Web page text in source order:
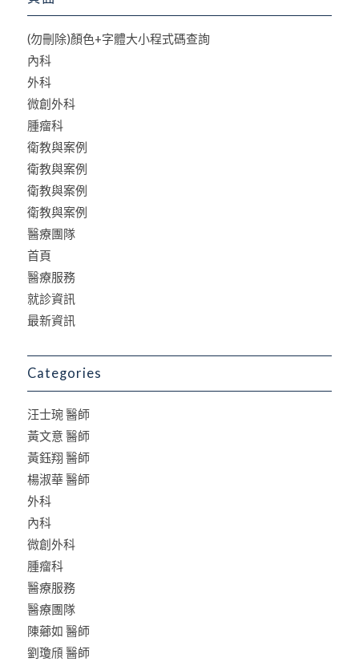
(勿刪除)顏色+字體大小程式碼查詢
內科
外科
微創外科
腫瘤科
衛教與案例
衛教與案例
衛教與案例
衛教與案例
醫療團隊
首頁
醫療服務
就診資訊
最新資訊
Categories
汪士琬 醫師
黃文意 醫師
黃鈺翔 醫師
楊淑華 醫師
外科
內科
微創外科
腫瘤科
醫療服務
醫療團隊
陳薌如 醫師
劉瓊頎 醫師